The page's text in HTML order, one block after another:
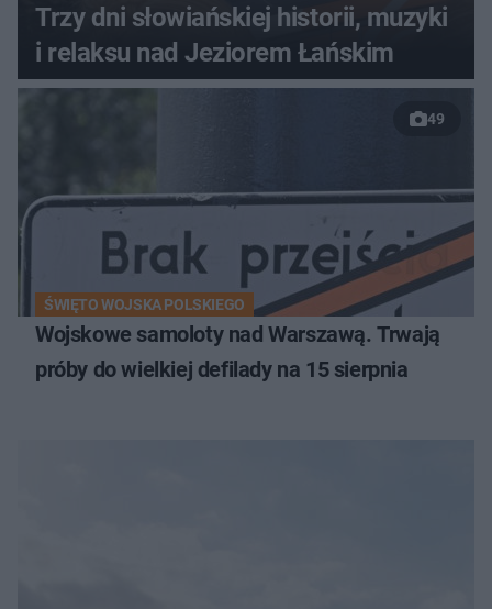
Trzy dni słowiańskiej historii, muzyki
i relaksu nad Jeziorem Łańskim
49
ŚWIĘTO WOJSKA POLSKIEGO
Wojskowe samoloty nad Warszawą. Trwają
próby do wielkiej defilady na 15 sierpnia